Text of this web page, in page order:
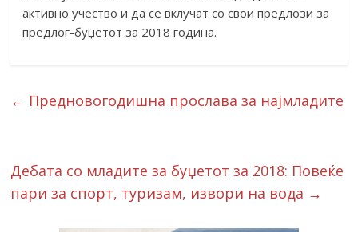
активно учество и да се вклучат со свои предлози за
предлог-буџетот за 2018 година.
← Предновогодишна прослава за најмладите
Дебата со младите за буџетот за 2018: Повеќе
пари за спорт, туризам, извори на вода →